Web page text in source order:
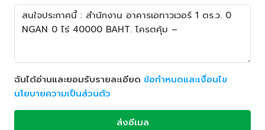
ฉันได้อ่านและยอมรับรายละเอียด ข้อกำหนดและเงื่อนไข
นโยบายความเป็นส่วนตัว
ส่งอีเมล